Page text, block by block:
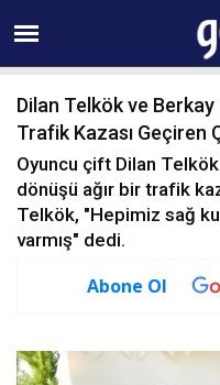
09
Dilan Telkök ve
Trafik Kazası Geçiren
Oyuncu çift Dilan
dönüşü ağır bir trafik
Telkök, "Hepimiz sağ
varmış" dedi.
Abone Ol